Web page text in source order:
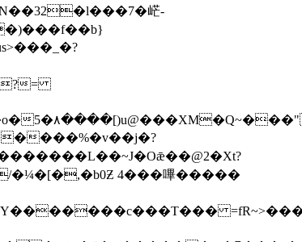
=
2�Xt?
�¼�[�,�b0Ƶ 4���嗶�����